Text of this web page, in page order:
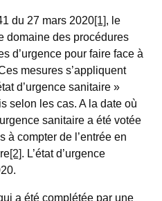
du 27 mars 2020[1], le
domaine des procédures
d’urgence pour faire face à
mesures s’appliquent
d’urgence sanitaire »
selon les cas. A la date où
sanitaire a été votée
à compter de l’entrée en
[2]. L’état d’urgence
a été complétée par une